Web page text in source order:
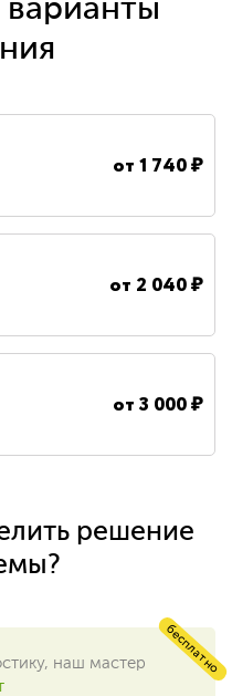
от1 740₽
от 2 040₽
от3 000₽
решение
бесплатно
наш мастер